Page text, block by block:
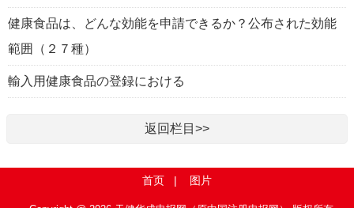
健康食品は、どんな効能を申請できるか？公布された効能
範囲（２７種）
輸入用健康食品の登録における
返回栏目>>
首页 | 图片